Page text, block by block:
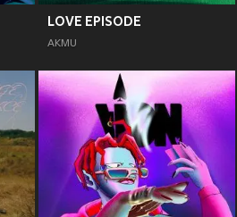
LOVE EPISODE
AKMU